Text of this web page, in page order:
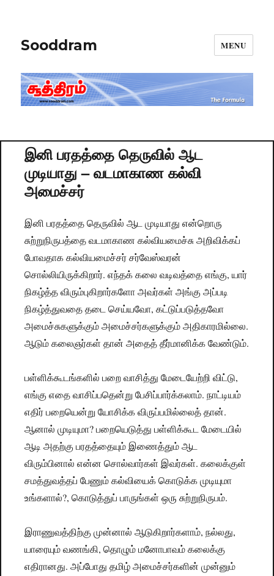
Sooddram MENU
இனி பரதத்தை தெருவில் ஆட
முடியாது – வடமாகாண கல்வி
அமைச்சர்
இனி பரதத்தை தெருவில் ஆட முடியாது என்றொரு
சுற்றுநிருபத்தை வடமாகாண கல்வியமைச்சு அறிவிக்கப்
போவதாக கல்வியமைச்சர் சர்வேஸ்வரன்
சொல்லியிருக்கிறார். எந்தக் கலை வடிவத்தை எங்கு, யார்
நிகழ்த்த விரும்புகிறார்களோ அவர்கள் அங்கு அப்படி
நிகழ்த்துவதை தடை செய்யவோ, கட்டுப்படுத்தவோ
அமைச்சுகளுக்கும் அமைச்சர்களுக்கும் அதிகாரமில்லை.
ஆடும் கலைஞர்கள் தான் அதைத் தீர்மானிக்க வேண்டும்.
பள்ளிக்கூடங்களில் பறை வாசித்து மேடையேற்றி விட்டு,
எங்கு எதை வாசிப்பதென்று பேசிப்பார்க்கலாம். நாட்டியம்
எதிர் பறையென்று யோசிக்க விருப்பமில்லைத் தான்.
ஆனால் முடியுமா? பறையெடுத்து பள்ளிக்கூட மேடையில்
ஆடி அதற்கு பரதத்தையும் இணைத்தும் ஆட
விரும்பினால் என்ன சொல்வார்கள் இவர்கள். கலைக்குள்
சமத்துவத்தப் பேணும் கல்வியைக் கொடுக்க முடியுமா
உங்களால்?, கொடுத்துப் பாருங்கள் ஒரு சுற்றுநிருபம்.
இராணுவத்திற்கு முன்னால் ஆடுகிறார்களாம், நல்லது,
யாரையும் வணங்கி, தொழும் மனோபாவம் கலைக்கு
எதிரானது. அப்போது தமிழ் அமைச்சர்களின் முன்னும்